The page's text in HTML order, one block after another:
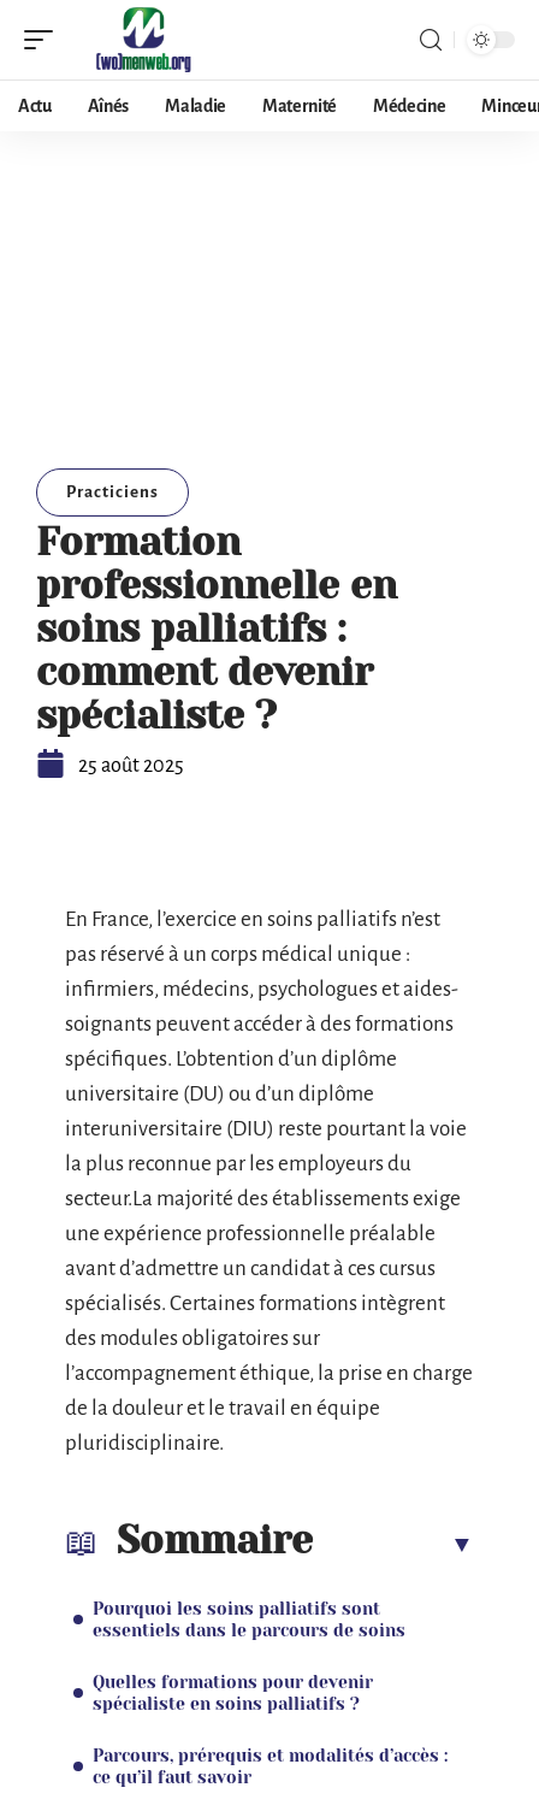
Actu Aînés Maladie Maternité Médecine
Practiciens
Formation
professionnelle en
soins palliatifs :
comment devenir
spécialiste ?
25 août 2025
En France, l’exercice en soins palliatifs n’est
pas réservé à un corps médical unique :
infirmiers, médecins, psychologues et aides-
soignants peuvent accéder à des formations
spécifiques. L’obtention d’un diplôme
universitaire (DU) ou d’un diplôme
interuniversitaire (DIU) reste pourtant la voie
la plus reconnue par les employeurs du
secteur.La majorité des établissements exige
une expérience professionnelle préalable
avant d’admettre un candidat à ces cursus
spécialisés. Certaines formations intègrent
des modules obligatoires sur
l’accompagnement éthique, la prise en charge
de la douleur et le travail en équipe
pluridisciplinaire.
Sommaire
Pourquoi les soins palliatifs sont
essentiels dans le parcours de soins
Quelles formations pour devenir
spécialiste en soins palliatifs ?
Parcours, prérequis et modalités d’accès :
ce qu’il faut savoir